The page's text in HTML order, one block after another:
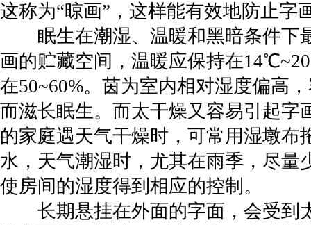
这称为“晾画”，这样能有效地防止字
眠生在潮湿、温暖和黑暗条件下
画的贮藏空间，温暖应保持在
在50~60%。茵为室内相对湿度偏高
而滋长眠生。而太干燥又容易引起字
的家庭遇天气干燥时，可常用湿墩布
水，天气潮湿时，尤其在雨季，尽量
使房间的湿度得到相应的控制。
长期悬挂在外面的字面，会受到